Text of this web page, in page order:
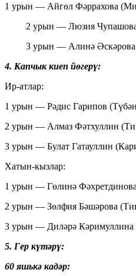
1 урын — Айгөл Фәррахова
2 урын — Люзия Чупашова
3 урын — Алинә Әскәрова
4. Капчык киеп йөгерү:
Ир-атлар:
1 урын — Рәдис Гарипов
2 урын — Алмаз Фәтхуллин
3 урын — Булат Гатауллин
Хатын-кызлар:
1 урын — Гөлинә
2 урын — Зөлфия Бәшәрова
3 урын — Диләрә Кәримуллина
5. Гер күтәрү:
60 яшькә кадәр: